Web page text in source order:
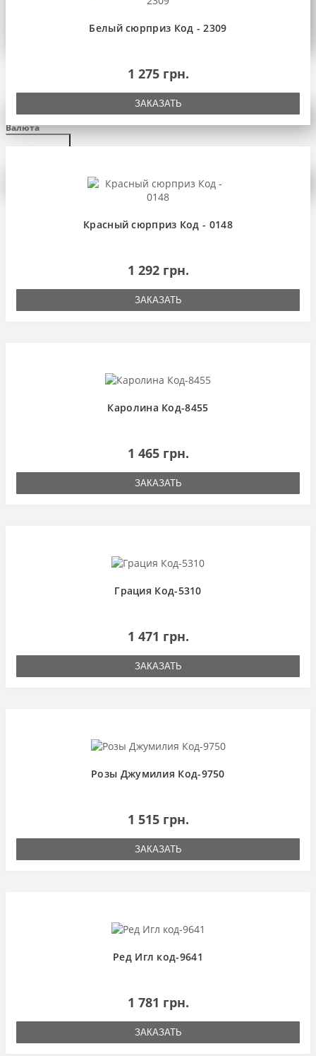
English
Валюта
Валюта
$ US Dollar
Белый сюрприз Код - 2309
1 275 грн.
ЗАКАЗАТЬ
Красный сюрприз Код - 0148
1 292 грн.
ЗАКАЗАТЬ
Каролина Код-8455
1 465 грн.
ЗАКАЗАТЬ
Грация Код-5310
1 471 грн.
ЗАКАЗАТЬ
Розы Джумилия Код-9750
1 515 грн.
ЗАКАЗАТЬ
Ред Игл код-9641
1 781 грн.
ЗАКАЗАТЬ